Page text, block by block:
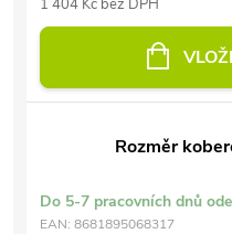
1 404 Kč bez DPH
Rozměr
Do 5-7 pracovních dnů
EAN: 8681895068317